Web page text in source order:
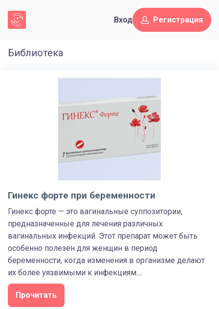
Вход Регистрация
Библиотека
Гинекс форте при беременности
Гинекс форте — это вагинальные суппозитории,
предназначенные для лечения различных
вагинальных инфекций. Этот препарат может быть
особенно полезен для женщин в период
беременности, когда изменения в организме делают
их более уязвимыми к инфекциям....
Прочитать